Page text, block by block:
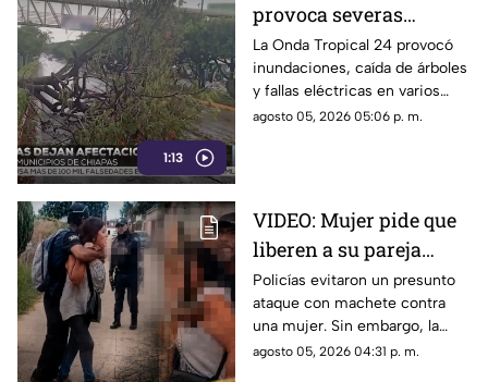
1:13
provoca severas
afectaciones por
lluvias en varios
municipios de Chiapas
La Onda Tropical 24 provocó
inundaciones, caída de árboles
y fallas eléctricas en varios
municipios de Chiapas.
agosto 05, 2026 05:06 p. m.
VIDEO: Mujer pide que
liberen a su pareja
agresiva que fue
detenida por la policía
¡La amenazaba con un
machete!
Policías evitaron un presunto
ataque con machete contra
una mujer. Sin embargo, la
reacción de la víctima tras la
agosto 05, 2026 04:31 p. m.